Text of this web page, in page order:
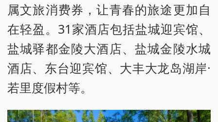
属文旅消费券，让青春的旅途更加自
在轻盈。31家酒店包括盐城迎宾馆、
盐城驿都金陵大酒店、盐城金陵水城
酒店、东台迎宾馆、大丰大龙岛湖岸·
若里度假村等。